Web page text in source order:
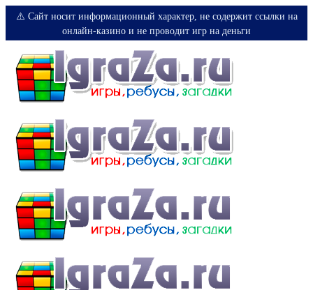
⚠️ Сайт носит информационный характер, не содержит ссылки на
онлайн-казино и не проводит игр на деньги